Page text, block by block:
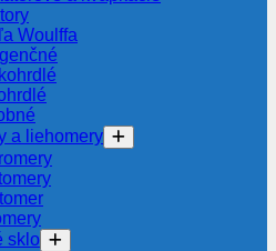
Woulffa
a liehomery
sklo